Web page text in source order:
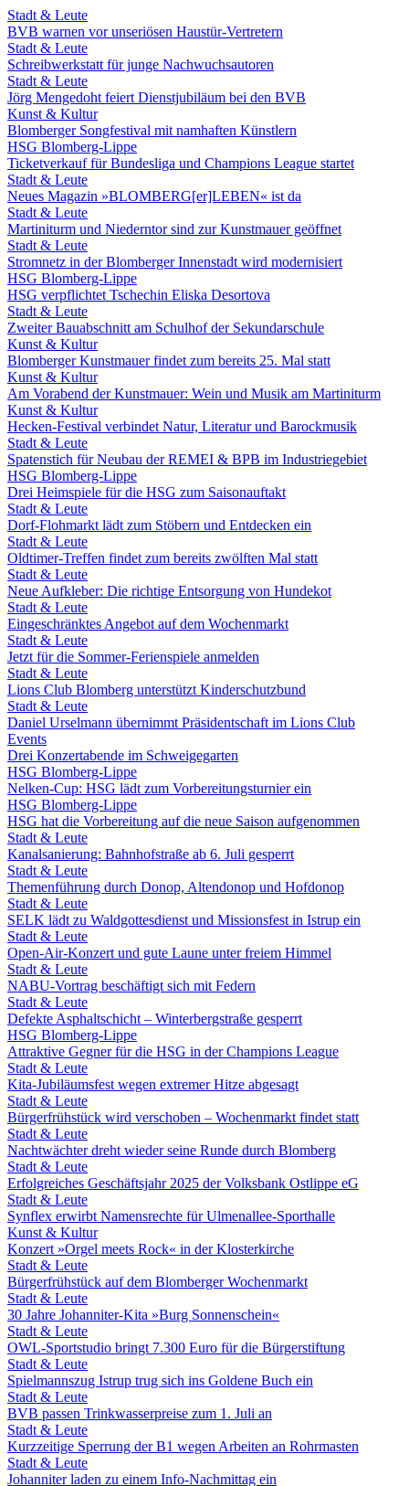
Stadt & Leute
BVB warnen vor unseriösen Haustür-Vertretern
Stadt & Leute
Schreibwerkstatt für junge Nachwuchsautoren
Stadt & Leute
Jörg Mengedoht feiert Dienstjubiläum bei den BVB
Kunst & Kultur
Blomberger Songfestival mit namhaften Künstlern
HSG Blomberg-Lippe
Ticketverkauf für Bundesliga und Champions League startet
Stadt & Leute
Neues Magazin »BLOMBERG[er]LEBEN« ist da
Stadt & Leute
Martiniturm und Niederntor sind zur Kunstmauer geöffnet
Stadt & Leute
Stromnetz in der Blomberger Innenstadt wird modernisiert
HSG Blomberg-Lippe
HSG verpflichtet Tschechin Eliska Desortova
Stadt & Leute
Zweiter Bauabschnitt am Schulhof der Sekundarschule
Kunst & Kultur
Blomberger Kunstmauer findet zum bereits 25. Mal statt
Kunst & Kultur
Am Vorabend der Kunstmauer: Wein und Musik am Martiniturm
Kunst & Kultur
Hecken-Festival verbindet Natur, Literatur und Barockmusik
Stadt & Leute
Spatenstich für Neubau der REMEI & BPB im Industriegebiet
HSG Blomberg-Lippe
Drei Heimspiele für die HSG zum Saisonauftakt
Stadt & Leute
Dorf-Flohmarkt lädt zum Stöbern und Entdecken ein
Stadt & Leute
Oldtimer-Treffen findet zum bereits zwölften Mal statt
Stadt & Leute
Neue Aufkleber: Die richtige Entsorgung von Hundekot
Stadt & Leute
Eingeschränktes Angebot auf dem Wochenmarkt
Stadt & Leute
Jetzt für die Sommer-Ferienspiele anmelden
Stadt & Leute
Lions Club Blomberg unterstützt Kinderschutzbund
Stadt & Leute
Daniel Urselmann übernimmt Präsidentschaft im Lions Club
Events
Drei Konzertabende im Schweigegarten
HSG Blomberg-Lippe
Nelken-Cup: HSG lädt zum Vorbereitungsturnier ein
HSG Blomberg-Lippe
HSG hat die Vorbereitung auf die neue Saison aufgenommen
Stadt & Leute
Kanalsanierung: Bahnhofstraße ab 6. Juli gesperrt
Stadt & Leute
Themenführung durch Donop, Altendonop und Hofdonop
Stadt & Leute
SELK lädt zu Waldgottesdienst und Missionsfest in Istrup ein
Stadt & Leute
Open-Air-Konzert und gute Laune unter freiem Himmel
Stadt & Leute
NABU-Vortrag beschäftigt sich mit Federn
Stadt & Leute
Defekte Asphaltschicht – Winterbergstraße gesperrt
HSG Blomberg-Lippe
Attraktive Gegner für die HSG in der Champions League
Stadt & Leute
Kita-Jubiläumsfest wegen extremer Hitze abgesagt
Stadt & Leute
Bürgerfrühstück wird verschoben – Wochenmarkt findet statt
Stadt & Leute
Nachtwächter dreht wieder seine Runde durch Blomberg
Stadt & Leute
Erfolgreiches Geschäftsjahr 2025 der Volksbank Ostlippe eG
Stadt & Leute
Synflex erwirbt Namensrechte für Ulmenallee-Sporthalle
Kunst & Kultur
Konzert »Orgel meets Rock« in der Klosterkirche
Stadt & Leute
Bürgerfrühstück auf dem Blomberger Wochenmarkt
Stadt & Leute
30 Jahre Johanniter-Kita »Burg Sonnenschein«
Stadt & Leute
OWL-Sportstudio bringt 7.300 Euro für die Bürgerstiftung
Stadt & Leute
Spielmannszug Istrup trug sich ins Goldene Buch ein
Stadt & Leute
BVB passen Trinkwasserpreise zum 1. Juli an
Stadt & Leute
Kurzzeitige Sperrung der B1 wegen Arbeiten an Rohrmasten
Stadt & Leute
Johanniter laden zu einem Info-Nachmittag ein